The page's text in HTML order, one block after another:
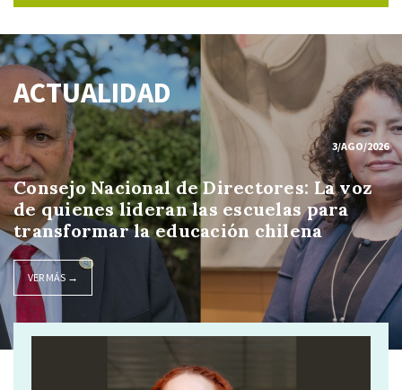
ACTUALIDAD
3/AGO/2026
Consejo Nacional de Directores: La voz
de quienes lideran las escuelas para
transformar la educación chilena
VER MÁS →